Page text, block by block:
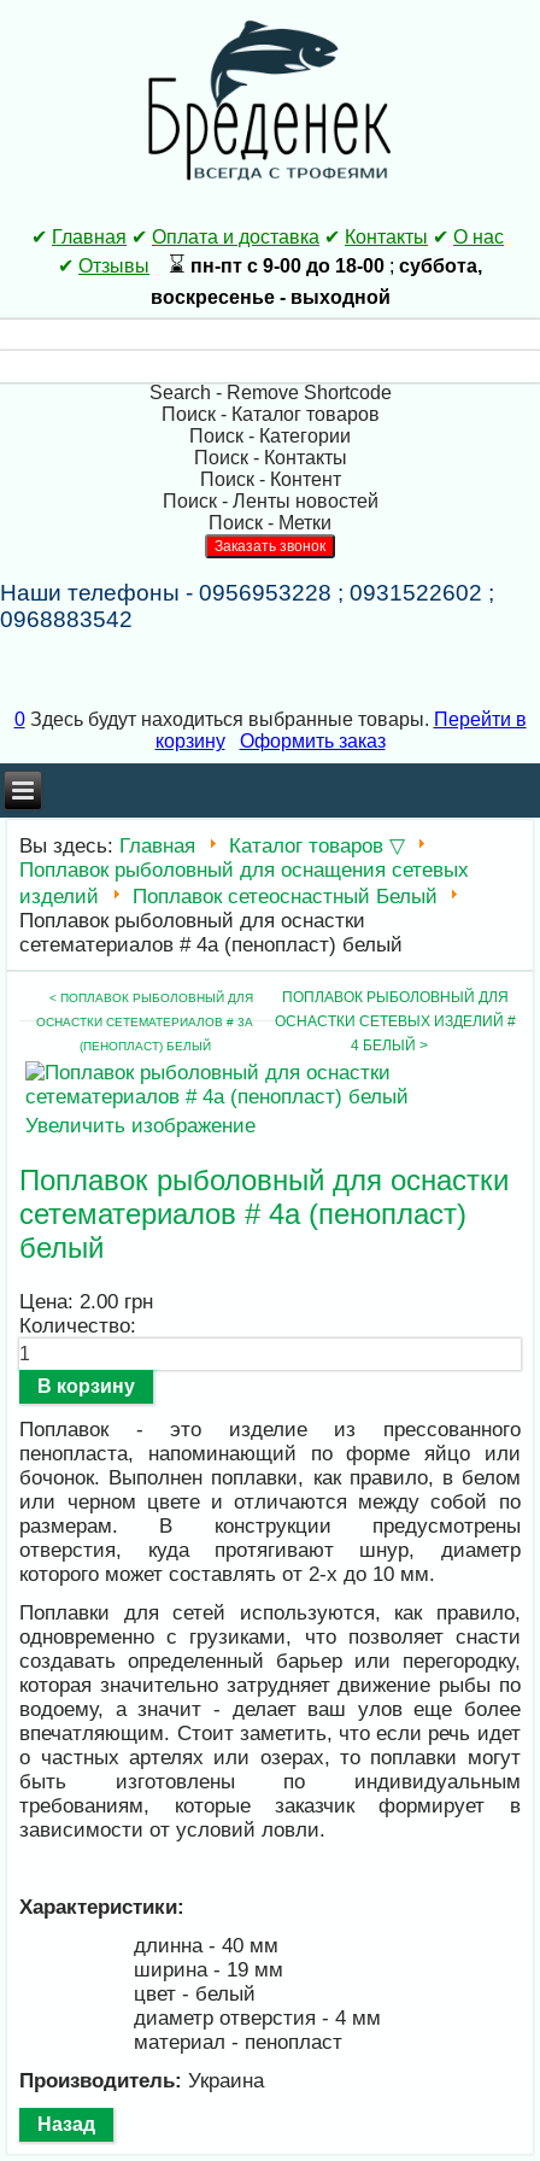
✔ Главная ✔ Оплата и доставка ✔ Контакты ✔ О нас
✔ Отзывы ⌛ пн-пт с 9-00 до 18-00 ; суббота,
воскресенье - выходной
Search - Remove Shortcode
Поиск - Каталог товаров
Поиск - Категории
Поиск - Контакты
Поиск - Контент
Поиск - Ленты новостей
Поиск - Метки
Наши телефоны - 0956953228 ; 0931522602 ;
0968883542
0 Здесь будут находиться выбранные товары. Перейти в
корзину
Оформить заказ
×
×
Вы здесь: Главная
Каталог товаров ▽
Поплавок рыболовный для оснащения сетевых
изделий
Поплавок сетеоснастный Белый
Поплавок рыболовный для оснастки
сетематериалов # 4a (пенопласт) белый
< ПОПЛАВОК РЫБОЛОВНЫЙ ДЛЯ
ОСНАСТКИ СЕТЕМАТЕРИАЛОВ # 3A
(ПЕНОПЛАСТ) БЕЛЫЙ
ПОПЛАВОК РЫБОЛОВНЫЙ ДЛЯ
ОСНАСТКИ СЕТЕВЫХ ИЗДЕЛИЙ #
4 БЕЛЫЙ >
Увеличить изображение
Поплавок рыболовный для оснастки
сетематериалов # 4a (пенопласт)
белый
Цена:2.00 грн
Количество:
Поплавок - это изделие из прессованного
пенопласта, напоминающий по форме яйцо или
бочонок. Выполнен поплавки, как правило, в белом
или черном цвете и отличаются между собой по
размерам. В конструкции предусмотрены
отверстия, куда протягивают шнур, диаметр
которого может составлять от 2-х до 10 мм.
Поплавки для сетей используются, как правило,
одновременно с грузиками, что позволяет снасти
создавать определенный барьер или перегородку,
которая значительно затрудняет движение рыбы по
водоему, а значит - делает ваш улов еще более
впечатляющим. Стоит заметить, что если речь идет
о частных артелях или озерах, то поплавки могут
быть изготовлены по индивидуальным
требованиям, которые заказчик формирует в
зависимости от условий ловли.
Характеристики:
длинна - 40 мм
ширина - 19 мм
цвет - белый
диаметр отверстия - 4 мм
материал - пенопласт
Производитель: Украина